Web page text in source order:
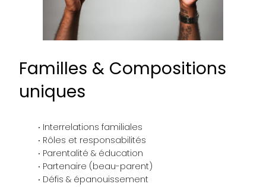
Familles & Compositions
uniques
Interrelations familiales
Rôles et responsabilités
Parentalité & éducation
Partenaire (beau-parent)
Défis & épanouissement